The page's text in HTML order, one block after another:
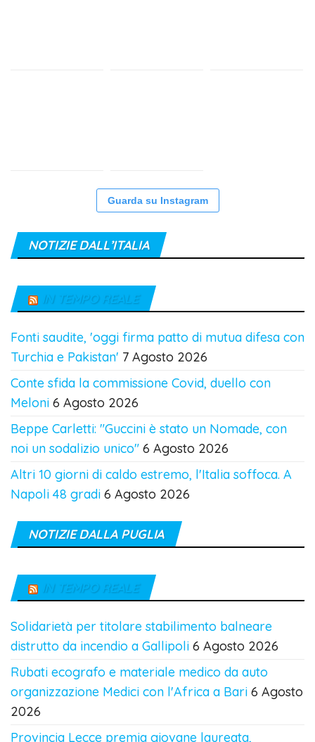
Guarda su Instagram
NOTIZIE DALL’ITALIA
IN TEMPO REALE
Fonti saudite, 'oggi firma patto di mutua difesa con
Turchia e Pakistan' 7 Agosto 2026
Conte sfida la commissione Covid, duello con
Meloni 6 Agosto 2026
Beppe Carletti: "Guccini è stato un Nomade, con
noi un sodalizio unico" 6 Agosto 2026
Altri 10 giorni di caldo estremo, l'Italia soffoca. A
Napoli 48 gradi 6 Agosto 2026
NOTIZIE DALLA PUGLIA
IN TEMPO REALE
Solidarietà per titolare stabilimento balneare
distrutto da incendio a Gallipoli 6 Agosto 2026
Rubati ecografo e materiale medico da auto
organizzazione Medici con l'Africa a Bari 6 Agosto
2026
Provincia Lecce premia giovane laureata,